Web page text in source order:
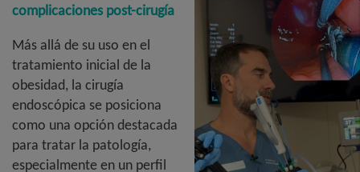
complicaciones post-cirugía
Más allá de su uso en el
tratamiento inicial de la
obesidad, la cirugía
endoscópica se posiciona
como una opción destacada
para tratar la patología,
especialmente en un perfil